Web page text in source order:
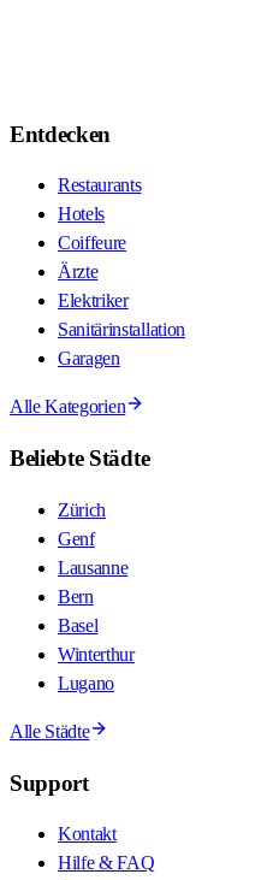
Entdecken
Restaurants
Hotels
Coiffeure
Ärzte
Elektriker
Sanitärinstallation
Garagen
Alle Kategorien
Beliebte Städte
Zürich
Genf
Lausanne
Bern
Basel
Winterthur
Lugano
Alle Städte
Support
Kontakt
Hilfe & FAQ